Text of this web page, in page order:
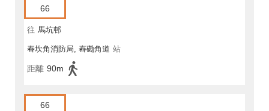
66
往 馬坑邨
舂坎角消防局, 舂磡角道 站
距離 90m
66